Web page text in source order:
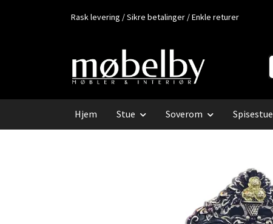
Rask levering / Sikre betalinger / Enkle returer
Hjem Stue Soverom Spisestue